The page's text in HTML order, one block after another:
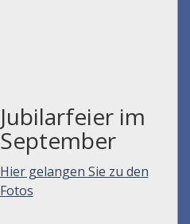
Jubilarfeier im
September
Hier gelangen Sie zu den
Fotos